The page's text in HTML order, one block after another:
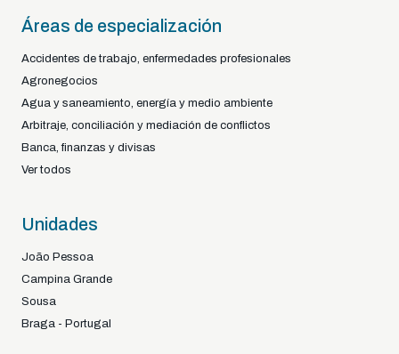
Áreas de especialización
Accidentes de trabajo, enfermedades profesionales
Agronegocios
Agua y saneamiento, energía y medio ambiente
Arbitraje, conciliación y mediación de conflictos
Banca, finanzas y divisas
Ver todos
Unidades
João Pessoa
Campina Grande
Sousa
Braga - Portugal